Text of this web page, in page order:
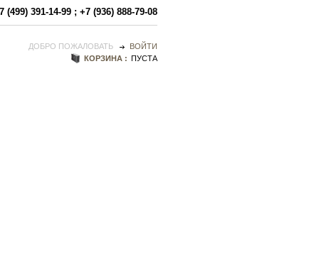
(499) 391-14-99 ; +7 (936) 888-79-08
ДОБРО ПОЖАЛОВАТЬ
ВОЙТИ
КОРЗИНА :
ПУСТА